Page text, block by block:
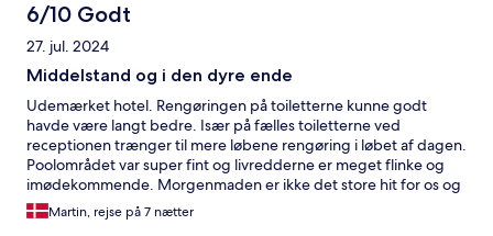
6/10 Godt
27. jul. 2024
Middelstand og i den dyre ende
Udemærket hotel. Rengøringen på toiletterne kunne godt
havde være langt bedre. Især på fælles toiletterne ved
receptionen trænger til mere løbene rengøring i løbet af dagen.
Poolområdet var super fint og livredderne er meget flinke og
imødekommende. Morgenmaden er ikke det store hit for os og
vi ville en anden gang hellere spare de penge og gå ud og spise
på nærliggende caféer eller restauranter. Hotelværelset vi
Martin, rejse på 7 nætter